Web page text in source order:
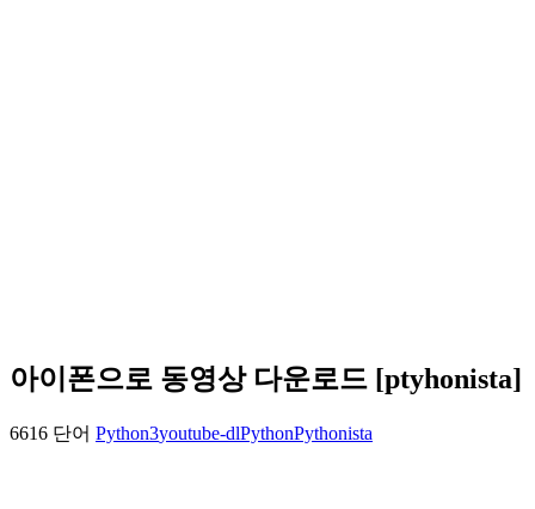
아이폰으로 동영상 다운로드 [ptyhonista]
6616 단어 Python3youtube-dlPythonPythonista